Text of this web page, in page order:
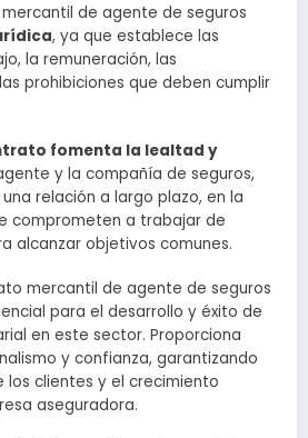
de agente de seguros
, ya que establece las
la remuneración, las
prohibiciones que deben cumplir
fomenta la lealtad y
y la compañía de seguros,
relación a largo plazo, en la
comprometen a trabajar de
alcanzar objetivos comunes.
mercantil de agente de seguros
para el desarrollo y éxito de
en este sector. Proporciona
y confianza, garantizando
los clientes y el crecimiento
aseguradora.